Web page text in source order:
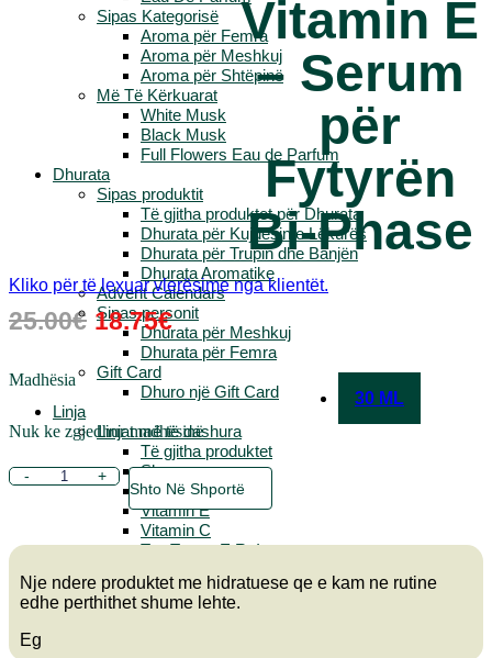
Sipas Kategorisë
Aroma për Femra
Aroma për Meshkuj
Aroma për Shtëpinë
Më Të Kërkuarat
White Musk
Black Musk
Full Flowers Eau de Parfum
Dhurata
Sipas produktit
Të gjitha produktet për Dhurata
Dhurata për Kujdesin e Lëkurës
Dhurata për Trupin dhe Banjën
Dhurata Aromatike
Advent Calendars
Sipas personit
Dhurata për Meshkuj
Dhurata për Femra
Gift Card
Dhuro një Gift Card
Linja
Linjat më të dashura
Të gjitha produktet
Shea
Edelweiss
Vitamin E
Vitamin C
Tea Tree – E Re!
Ginger
Wellness
Vitamin E
– Serum
për
Fytyrën
Bi-Phase
Kliko për të lexuar vlerësime nga klientët.
25.00€ Çmimi
Origjinal
Qe:
25.00€.
18.75€Çmimi
I
Tanishëm
Është:
18.75€.
Madhësia
Nuk ke zgjedhur madhësinë
30 ML
-
Sasi
Serum
për
Fytyrën
Bi-
Phase
+
Shto Në Shportë
Nje ndere produktet me hidratuese qe e kam ne rutine
edhe perthithet shume lehte.
Eg